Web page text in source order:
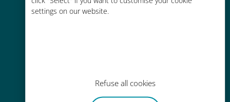
settings on our website.
Refuse all cookies
Einfaches Aufladen